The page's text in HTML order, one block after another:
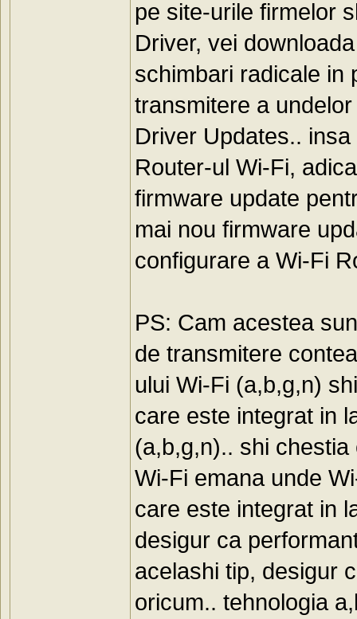
pe site-urile firmelor
Driver, vei
schimbari radicale in
transmitere a
Driver Updates..
Router-ul Wi-Fi,
firmware update
mai nou firmware
configurare a Wi-Fi
PS: Cam acestea
de transmitere
ului Wi-Fi (a,b,g,n)
care este integrat in
(a,b,g,n).. shi
Wi-Fi emana unde
care este integrat in
desigur ca
acelashi tip, desigur
oricum.. tehnologia